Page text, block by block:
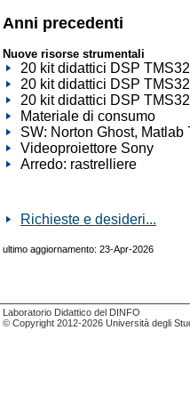
Anni precedenti
Nuove risorse strumentali
20 kit didattici DSP
20 kit didattici DSP
20 kit didattici DSP
Materiale di consumo
SW: Norton Ghost, Matlab
Videoproiettore Sony
Arredo: rastrelliere
Richieste e desideri...
ultimo aggiornamento: 23-Apr-2026
Laboratorio Didattico del DINFO
© Copyright 2012-2026 Università degli